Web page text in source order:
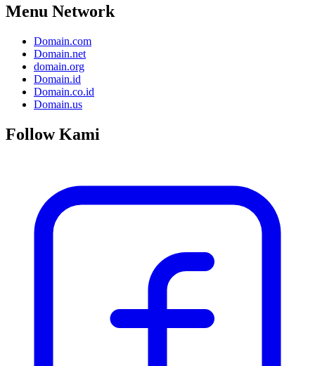
Menu Network
Domain.com
Domain.net
domain.org
Domain.id
Domain.co.id
Domain.us
Follow Kami